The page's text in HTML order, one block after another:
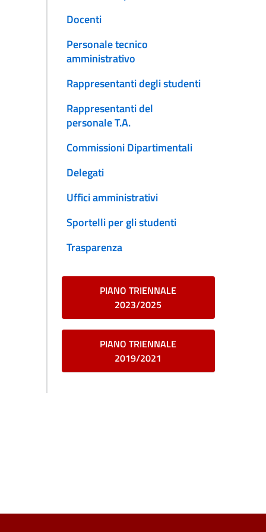
Docenti
Personale tecnico
amministrativo
Rappresentanti degli studenti
Rappresentanti del
personale T.A.
Commissioni Dipartimentali
Delegati
Uffici amministrativi
Sportelli per gli studenti
Trasparenza
PIANO TRIENNALE
2023/2025
PIANO TRIENNALE
2019/2021